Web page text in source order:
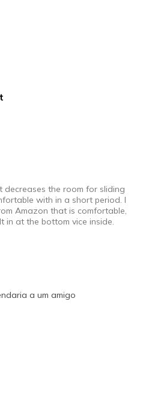
to size
decreases the room for sliding
with in a short period. I
Amazon that is comfortable,
in at the bottom vice inside.
size too small
a um amigo